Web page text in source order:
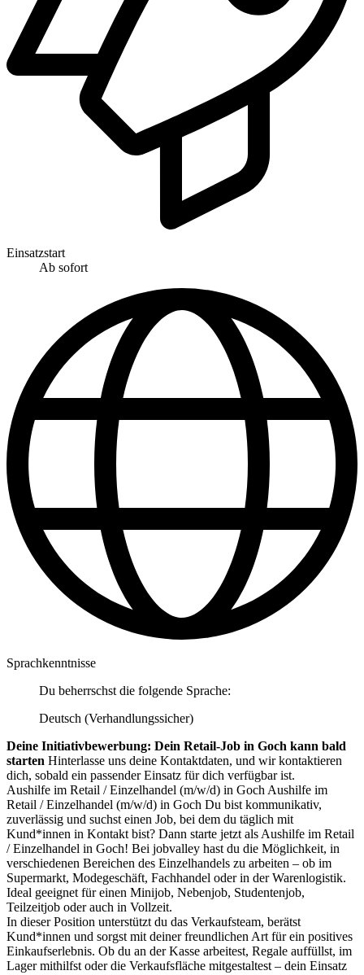
Einsatzstart
Ab sofort
Sprachkenntnisse
Du beherrschst die folgende Sprache:
Deutsch (Verhandlungssicher)
Deine Initiativbewerbung: Dein Retail-Job in Goch kann bald
starten Hinterlasse uns deine Kontaktdaten, und wir kontaktieren
dich, sobald ein passender Einsatz für dich verfügbar ist.
Aushilfe im Retail / Einzelhandel (m/w/d) in Goch Aushilfe im
Retail / Einzelhandel (m/w/d) in Goch Du bist kommunikativ,
zuverlässig und suchst einen Job, bei dem du täglich mit
Kund*innen in Kontakt bist? Dann starte jetzt als Aushilfe im Retail
/ Einzelhandel in Goch! Bei jobvalley hast du die Möglichkeit, in
verschiedenen Bereichen des Einzelhandels zu arbeiten – ob im
Supermarkt, Modegeschäft, Fachhandel oder in der Warenlogistik.
Ideal geeignet für einen Minijob, Nebenjob, Studentenjob,
Teilzeitjob oder auch in Vollzeit.
In dieser Position unterstützt du das Verkaufsteam, berätst
Kund*innen und sorgst mit deiner freundlichen Art für ein positives
Einkaufserlebnis. Ob du an der Kasse arbeitest, Regale auffüllst, im
Lager mithilfst oder die Verkaufsfläche mitgestaltest – dein Einsatz